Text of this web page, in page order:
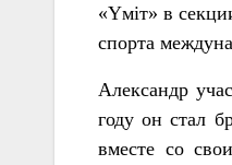
«Үміт» в
спорта
Александр
году он стал
вместе со